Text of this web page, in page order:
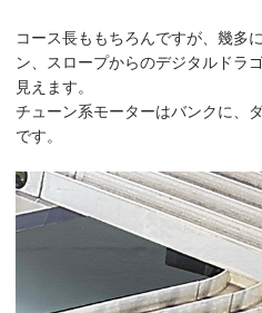
コース長ももちろんですが、幾多
ン、スロープからのデジタルドラ
見えます。
チューン系モーターはバンクに、
です。